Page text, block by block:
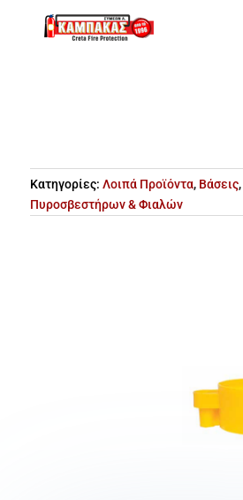
Κατηγορίες: Λοιπά Προϊόντα, Βάσεις,
Πυροσβεστήρων & Φιαλών